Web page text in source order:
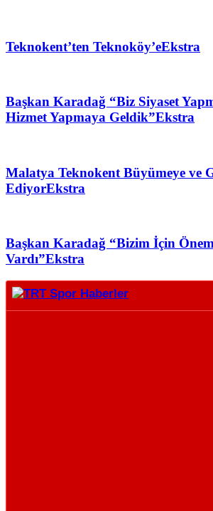
Teknokent’ten Teknoköy’eEkstra
Başkan Karadağ “Biz Siyaset
Hizmet Yapmaya Geldik”Ekstra
Malatya Teknokent Büyümeye ve
EdiyorEkstra
Başkan Karadağ “Bizim İçin
Vardı”Ekstra